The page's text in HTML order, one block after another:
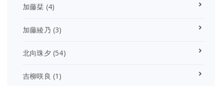
加藤栞 (4)
加藤綾乃 (3)
北向珠夕 (54)
吉柳咲良 (1)